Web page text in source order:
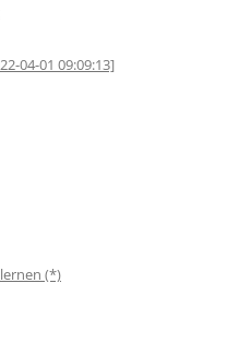
04-01 09:09:13]
(*)